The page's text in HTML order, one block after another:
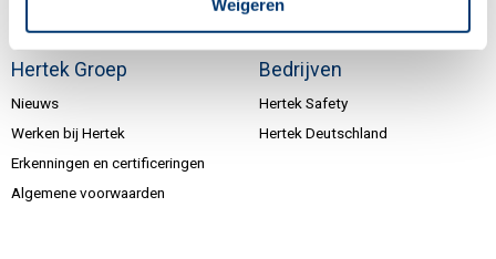
Weigeren
Hertek Groep
Nieuws
Werken bij Hertek
Erkenningen en certificeringen
Algemene voorwaarden
Bedrijven
Hertek Safety
Hertek Deutschland